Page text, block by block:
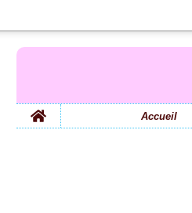
Home
Accueil